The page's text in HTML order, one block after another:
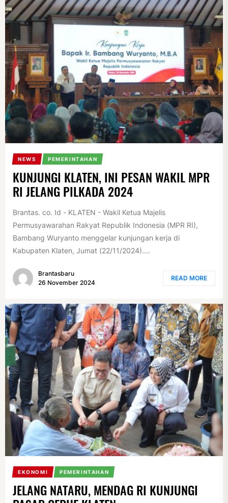
NEWS PEMERINTAHAN
KUNJUNGI KLATEN, INI PESAN WAKIL MPR
RI JELANG PILKADA 2024
Brantas. co. Id - KLATEN - Wakil Ketua Majelis
Permusyawarahan Rakyat Republik Indonesia (MPR RI),
Bambang Wuryanto menggelar kunjungan kerja di
Kabupaten Klaten, Jumat (22/11/2024)....
Brantasbaru
26 November 2024
READ MORE
EKONOMI PEMERINTAHAN
JELANG NATARU, MENDAG RI KUNJUNGI